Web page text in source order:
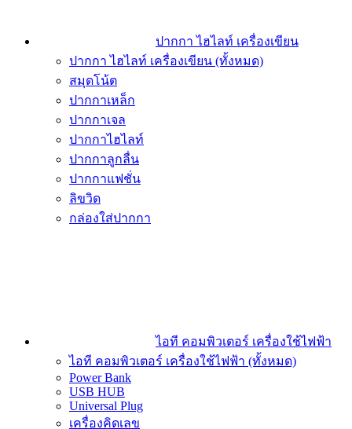
ปากกา ไฮไลท์ เครื่องเขียน
ปากกา ไฮไลท์ เครื่องเขียน (ทั้งหมด)
สมุดโน้ต
ปากกาเหล็ก
ปากกาเจล
ปากกาไฮไลท์
ปากกาลูกลื่น
ปากกาแฟชั่น
ลิขวิด
กล่องใส่ปากกา
ไอที คอมพิวเตอร์ เครื่องใช้ไฟฟ้า
ไอที คอมพิวเตอร์ เครื่องใช้ไฟฟ้า (ทั้งหมด)
Power Bank
USB HUB
Universal Plug
เครื่องคิดเลข